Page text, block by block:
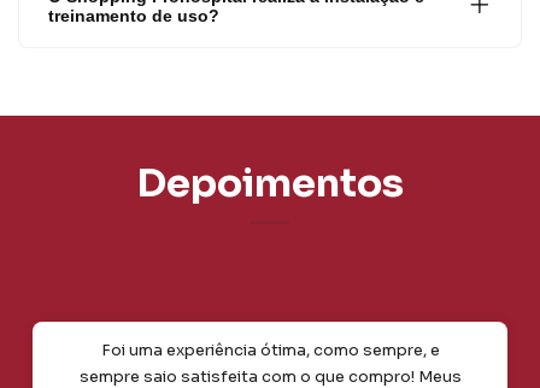
treinamento de uso?
Depoimentos
Foi uma experiência ótima, como sempre, e
sempre saio satisfeita com o que compro! Meus